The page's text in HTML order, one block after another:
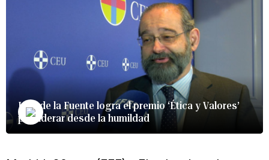
Luis de la Fuente logra el premio ‘Ética y Valores’
por liderar desde la humildad